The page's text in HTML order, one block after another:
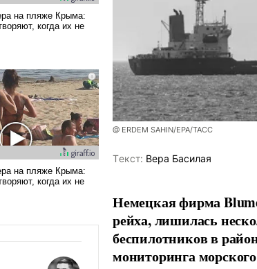
@ ERDEM SAHIN/EPA/ТАСС
Tекст: Вера Басилая
Немецкая фирма
рейха, лишилась
беспилотников в
мониторинга